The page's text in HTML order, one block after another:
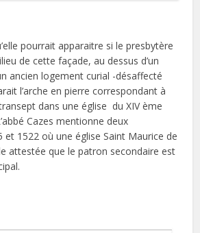
pourrait apparaitre si le presbytère
de cette façade, au dessus d’un
ancien logement curial -désaffecté
l’arche en pierre correspondant à
dans une église du XIV ème
Cazes mentionne deux
et 1522 où une église Saint Maurice de
attestée que le patron secondaire est